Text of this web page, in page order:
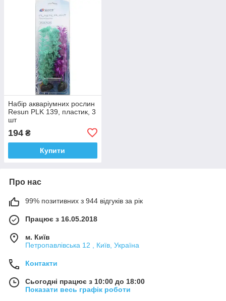
Набір акваріумних рослин
Resun PLK 139, пластик, 3
шт
194 ₴
Купити
Про нас
99% позитивних з 944 відгуків за рік
Працює з 16.05.2018
м. Київ
Петропавлівська 12 , Київ, Україна
Контакти
Сьогодні працює з 10:00 до 18:00
Показати весь графік роботи